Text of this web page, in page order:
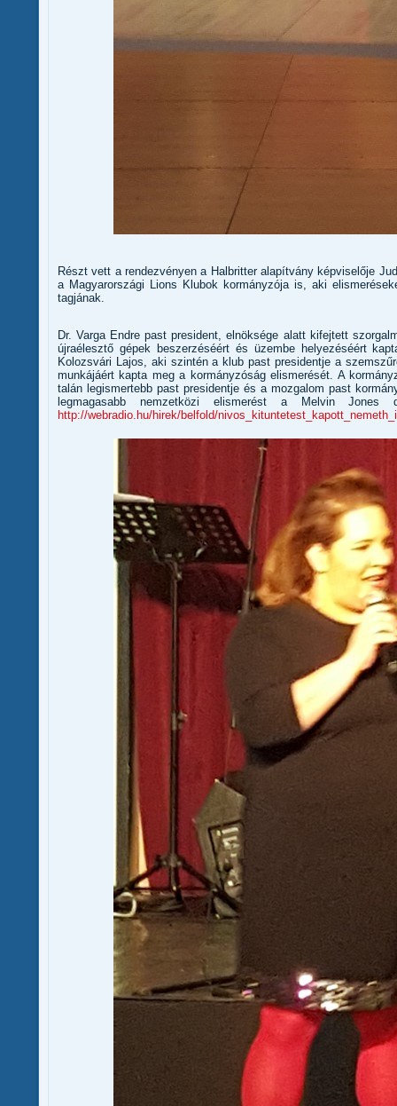
Részt vett a rendezvényen a Halbritter alapítvány képviselője
a Magyarországi Lions Klubok kormányzója is, aki
tagjának.
Dr. Varga Endre past president, elnöksége alatt kifejtett
újraélesztő gépek beszerzéséért és üzembe helyezéséért
Kolozsvári Lajos, aki szintén a klub past presidentje a
munkájáért kapta meg a kormányzóság elismerését. A
talán legismertebb past presidentje és a mozgalom past
legmagasabb nemzetközi elismerést a Melvin Jones
http://webradio.hu/hirek/belfold/